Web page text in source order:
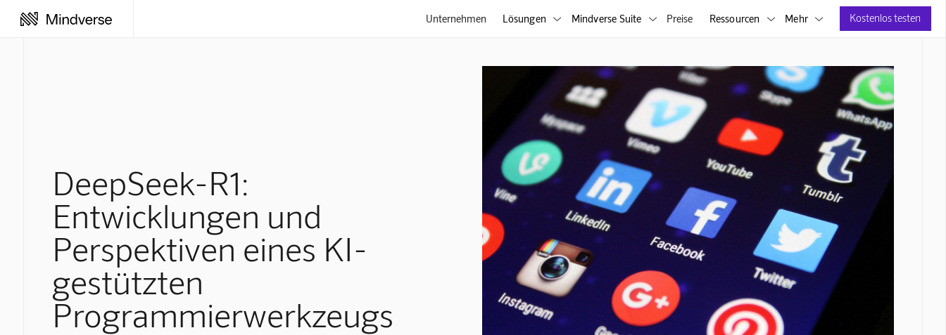
Unternehmen Lösungen  Mindverse Suite  Preise Ressourcen  Mehr  Kostenlos testen
DeepSeek-R1:
Entwicklungen und
Perspektiven eines KI-
gestützten
Programmierwerkzeugs